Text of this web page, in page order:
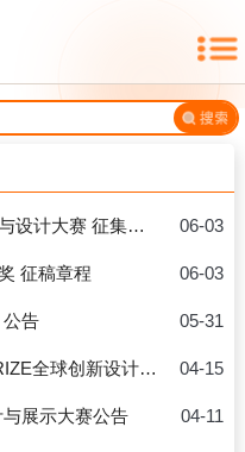
06-03
计大赛 征集公告
06-03
征稿章程
05-31
告
04-15
创新设计大赛征集
04-11
展示大赛公告